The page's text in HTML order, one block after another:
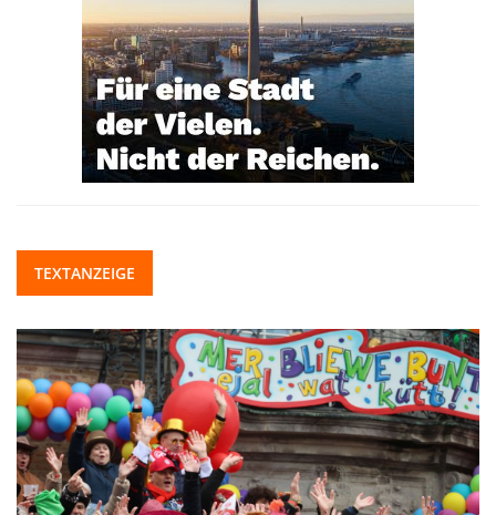
TEXTANZEIGE